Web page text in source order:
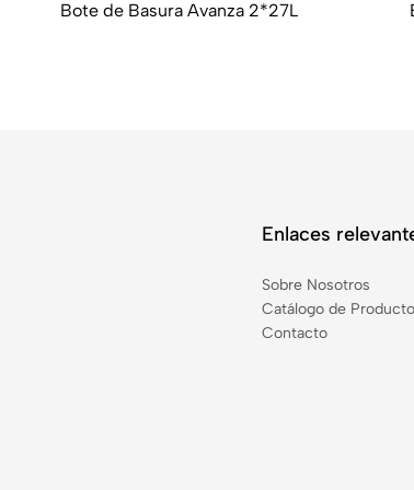
Bote de Basura Avanza 2*27L
Enlaces
Sobre Nosotros
Catálogo de
Contacto